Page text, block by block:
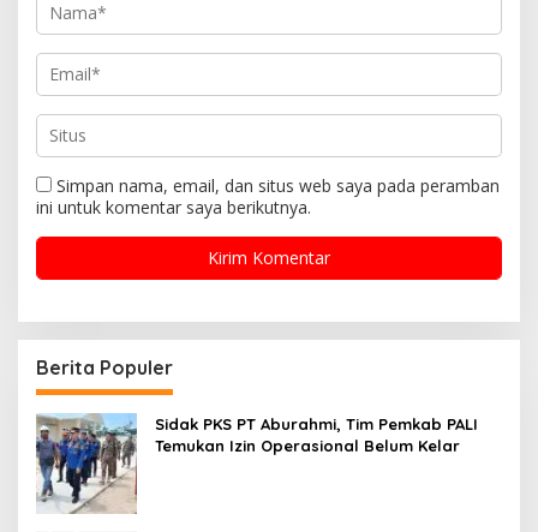
Simpan nama, email, dan situs web saya pada peramban
ini untuk komentar saya berikutnya.
Berita Populer
Sidak PKS PT Aburahmi, Tim Pemkab PALI
Temukan Izin Operasional Belum Kelar